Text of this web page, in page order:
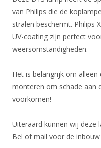
van Philips die de
stralen beschermt. Philips
UV-coating zijn perfect
weersomstandigheden.
Het is belangrijk om alleen
monteren om schade aan
voorkomen!
Uiteraard kunnen wij deze
Bel of mail voor de